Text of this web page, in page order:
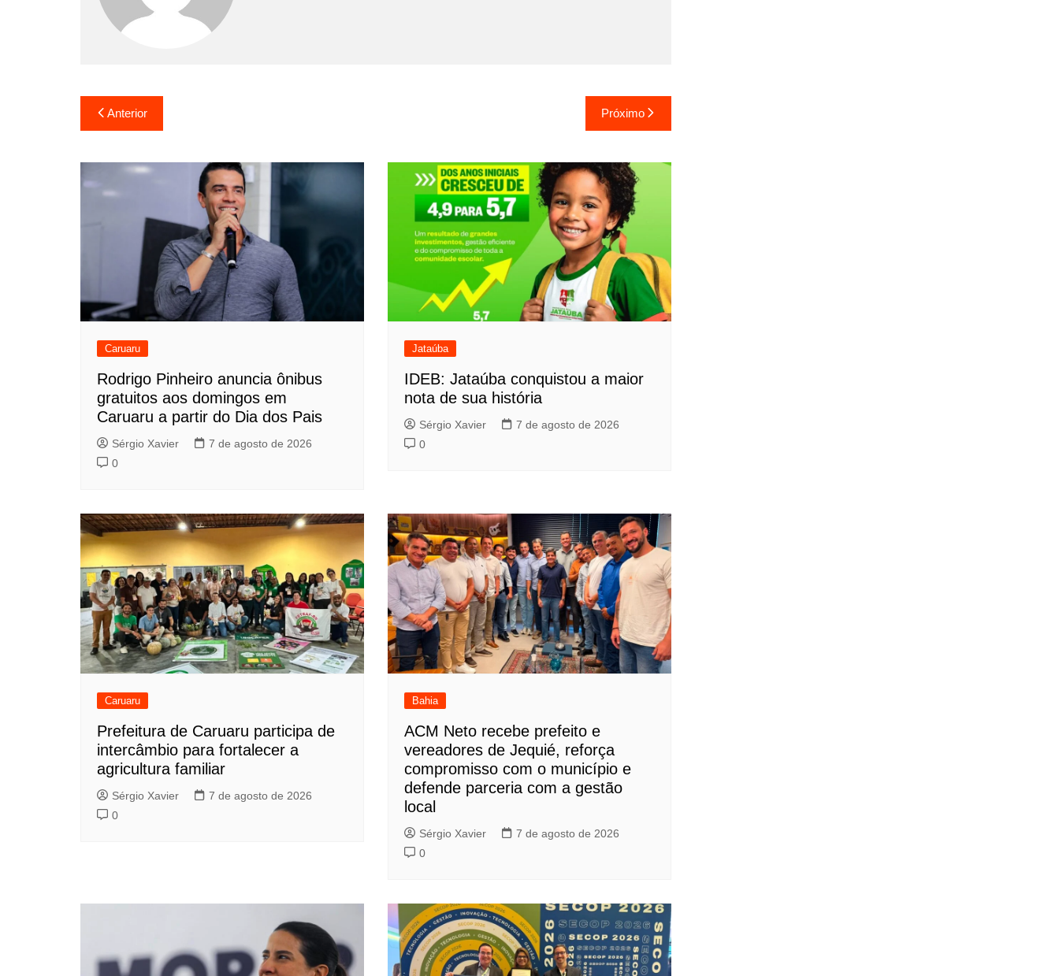
Anterior Próximo
Caruaru
Rodrigo Pinheiro anuncia ônibus
gratuitos aos domingos em
Caruaru a partir do Dia dos Pais
Sérgio Xavier
7 de agosto de 2026
0
Jataúba
IDEB: Jataúba conquistou a maior
nota de sua história
Sérgio Xavier
7 de agosto de 2026
0
Caruaru
Prefeitura de Caruaru participa de
intercâmbio para fortalecer a
agricultura familiar
Sérgio Xavier
7 de agosto de 2026
0
Bahia
ACM Neto recebe prefeito e
vereadores de Jequié, reforça
compromisso com o município e
defende parceria com a gestão
local
Sérgio Xavier
7 de agosto de 2026
0